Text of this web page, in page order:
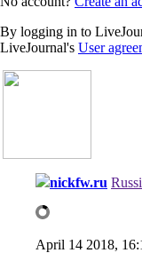
By logging in to
LiveJournal's User
nickfw.ru
April 14 2018,